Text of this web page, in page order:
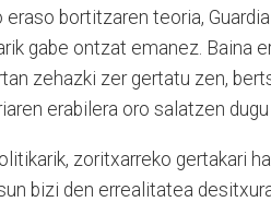
bortitzaren teoria,
gabe ontzat emanez. Baina
zehazki zer gertatu zen,
erabilera oro salatzen
zoritxarreko gertakari
bizi den errealitatea